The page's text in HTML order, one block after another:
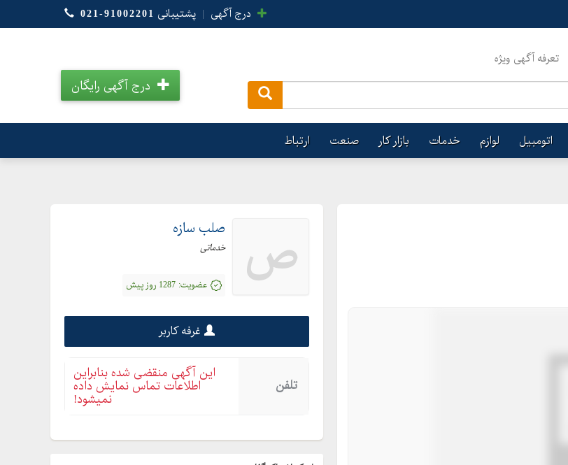
درج آگهی | پشتیبانی 021-91002201
تعرفه آگهی ویژه
درج آگهی رایگان
اتومبیل لوازم خدمات بازار کار صنعت ارتباط
ص صلب سازه
خدماتی
عضویت: 1287 روز پیش
غرفه کاربر
تلفن
این آگهی منقضی شده بنابراین
اطلاعات تماس نمایش داده
نمیشود!